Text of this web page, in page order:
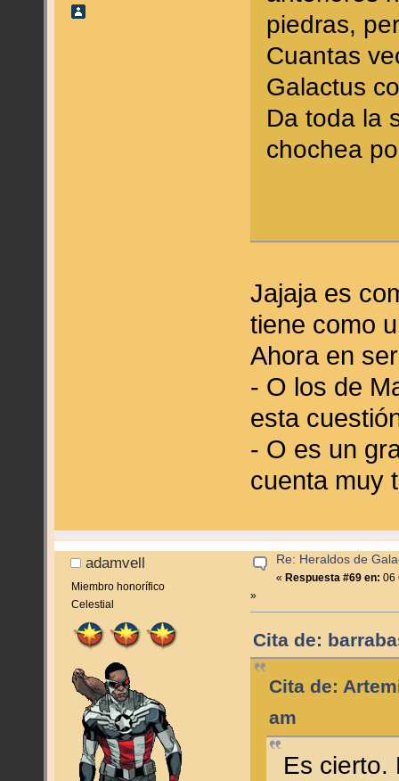
piedras,
Cuantas
Galactus
Da toda la
chochea
Jajaja es
tiene como
Ahora en
- O los de
esta
- O es un
cuenta muy
adamvell
Miembro honorífico
Celestial
Re: Heraldos de
«Respuesta #69 en: 06
»
Cita de:
Cita de:
am
Es cierto.